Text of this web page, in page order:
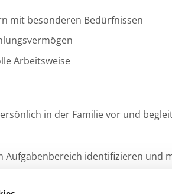
mit besonderen Bedürfnissen
Arbeitsweise
in der Familie vor und
Aufgabenbereich identifizieren